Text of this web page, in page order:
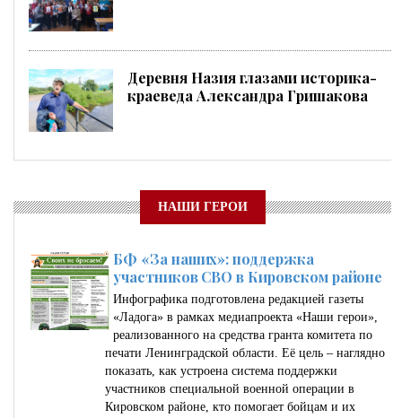
Деревня Назия глазами историка-
краеведа Александра Гришакова
НАШИ ГЕРОИ
БФ «За наших»: поддержка
участников СВО в Кировском районе
Инфографика подготовлена редакцией газеты
«Ладога» в рамках медиапроекта «Наши герои»,
реализованного на средства гранта комитета по
печати Ленинградской области. Её цель – наглядно
показать, как устроена система поддержки
участников специальной военной операции в
Кировском районе, кто помогает бойцам и их